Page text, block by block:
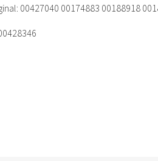
00427040 00174883 00188918